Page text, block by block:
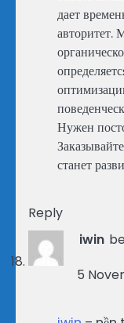
дает
авторитет.
Нужен
Заказывайте
станет
Reply
iwin
5